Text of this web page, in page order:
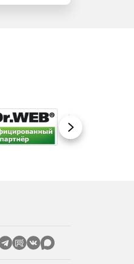
Вперед